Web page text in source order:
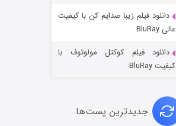
جادوگری در مغولستان
دانلود فیلم زیبا صدایم کن با کیفیت
عالی BluRay
دانلود فیلم کوکتل مولوتوف با
کیفیت BluRay
جدیدترین پست‌ها